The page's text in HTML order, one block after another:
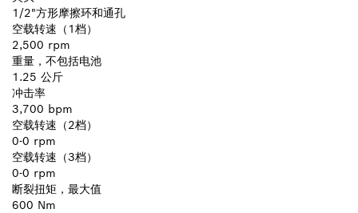
1/2"方形摩擦环和通孔
空载转速（1档）
2,500 rpm
重量，不包括电池
1.25 公斤
冲击率
3,700 bpm
空载转速（2档）
0-0 rpm
空载转速（3档）
0-0 rpm
断裂扭矩，最大值
600 Nm